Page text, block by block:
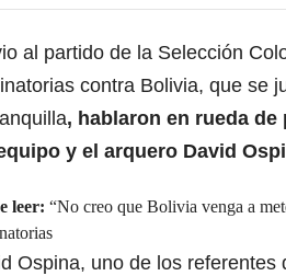
al partido de la Selección
contra Bolivia, que se
, hablaron en rueda de
y el arquero David
leer: “No creo que Bolivia venga a
Ospina, uno de los referentes